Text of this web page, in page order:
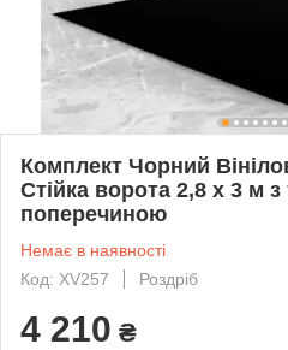
Комплект Чорний
Стійка ворота 2,8 х 3 м
поперечиною
Немає в наявності
Код: XV257
Роздріб
4 210 ₴